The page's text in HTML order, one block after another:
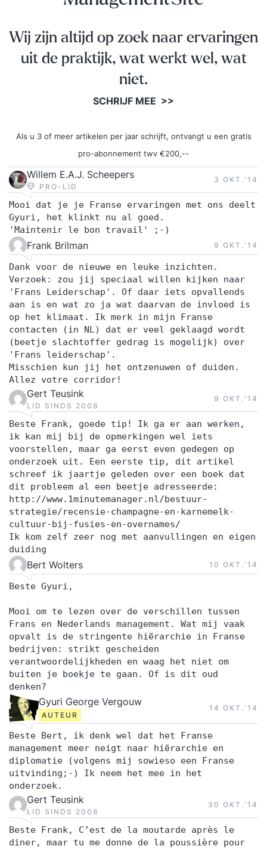
praktische oefeningen en opdrachten levert je
te vervullen. Ook leer je veel van je
medecursisten die werkzaam zijn bij andere
organisaties. De opleiding wordt verzorgd door
een deskundige met brede ervaring op het
gebied van personeel en organisatie.
Wij zijn altijd op zoek naar ervaringen
uit de praktijk, wat werkt wel, wat
niet.
SCHRIJF MEE >>
Als u 3 of meer artikelen per jaar schrijft, ontvangt u een gratis
pro-abonnement twv €200,--
Willem E.A.J. Scheepers
PRO-LID
3 OKT.‘14
Mooi dat je je Franse ervaringen met ons deelt
Gyuri, het klinkt nu al goed.
'Maintenir le bon travail' ;-)
Frank Brilman 9 OKT.‘14
Dank voor de nieuwe en leuke inzichten.
Verzoek: zou jij speciaal willen kijken naar
'Frans Leiderschap'. Of daar iets opvallends
aan is en wat zo ja wat daarvan de invloed is
op het klimaat. Ik merk in mijn Franse
contacten (in NL) dat er veel geklaagd wordt
(beetje slachtoffer gedrag is mogelijk) over
'Frans leiderschap'.
Misschien kun jij het ontzenuwen of duiden.
Allez votre corridor!
Gert Teusink
LID SINDS 2008
9 OKT.‘14
Beste Frank, goede tip! Ik ga er aan werken,
ik kan mij bij de opmerkingen wel iets
voorstellen, maar ga eerst even gedegen op
onderzoek uit. Een eerste tip, dit artikel
schreef ik jaartje geleden over een boek dat
dit probleem al een beetje adresseerde:
http://www.1minutemanager.nl/bestuur-
strategie/recensie-champagne-en-karnemelk-
cultuur-bij-fusies-en-overnames/
Ik kom zelf zeer nog met aanvullingen en eigen
duiding
Bert Wolters 10 OKT.‘14
Beste Gyuri,
Mooi om te lezen over de verschillen tussen
Frans en Nederlands management. Wat mij vaak
opvalt is de stringente hiërarchie in Franse
bedrijven: strikt gescheiden
verantwoordelijkheden en waag het niet om
buiten je boekje te gaan. Of is dit oud
denken?
Gyuri George Vergouw
AUTEUR
14 OKT.‘14
Beste Bert, ik denk wel dat het Franse
management meer neigt naar hiërarchie en
diplomatie (volgens mij sowieso een Franse
uitvinding;-) Ik neem het mee in het
onderzoek.
Gert Teusink
LID SINDS 2008
30 OKT.‘14
Beste Frank, C’est de la moutarde après le
diner, maar tu me donne de la poussière pour